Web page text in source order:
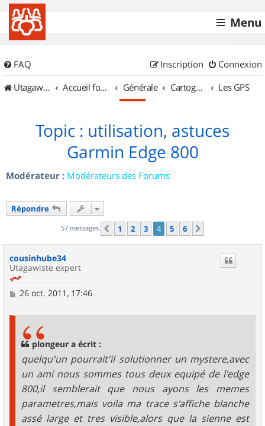
Menu
FAQ Connexion
Inscription
UtagawaVTT (Randos VTT et VTTAE avec traces GPS)
Accueil forum Générale Cartographie et GPS Les GPS
Topic : utilisation, astuces
Garmin Edge 800
Modérateur : Modérateurs des Forums
Répondre
57 messages Précédent
1 2 3 4 5 6
cousinhube34
Utagawiste expert
M
26 oct. 2011, 17:46
plongeur a écrit :
quelqu'un pourrait'il solutionner un mystere,avec
un ami nous sommes tous deux equipé de l'edge
800,il semblerait que nous ayons les memes
parametres,mais voila ma trace s'affiche blanche
assé large et tres visible,alors que la sienne est